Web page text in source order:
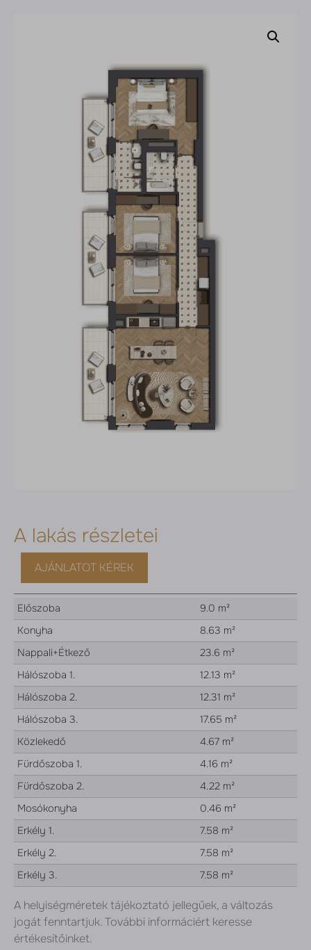
A lakás részletei
AJÁNLATOT KÉREK
Előszoba
9.0 m²
Konyha
8.63 m²
Nappali+Étkező
23.6 m²
Hálószoba 1.
12.13 m²
Hálószoba 2.
12.31 m²
Hálószoba 3.
17.65 m²
Közlekedő
4.67 m²
Fürdőszoba 1.
4.16 m²
Fürdőszoba 2.
4.22 m²
Mosókonyha
0.46 m²
Erkély 1.
7.58 m²
Erkély 2.
7.58 m²
Erkély 3.
7.58 m²
A helyiségméretek tájékoztató jellegűek, a változás
jogát fenntartjuk. További informáciért keresse
értékesítőinket.